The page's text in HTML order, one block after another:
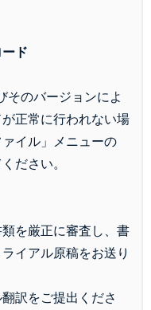
ド
そのバージョンによ
正常に行われない場
イル」メニューの
ださい。
を厳正に審査し、書
イアル原稿をお送り
訳をご提出くださ